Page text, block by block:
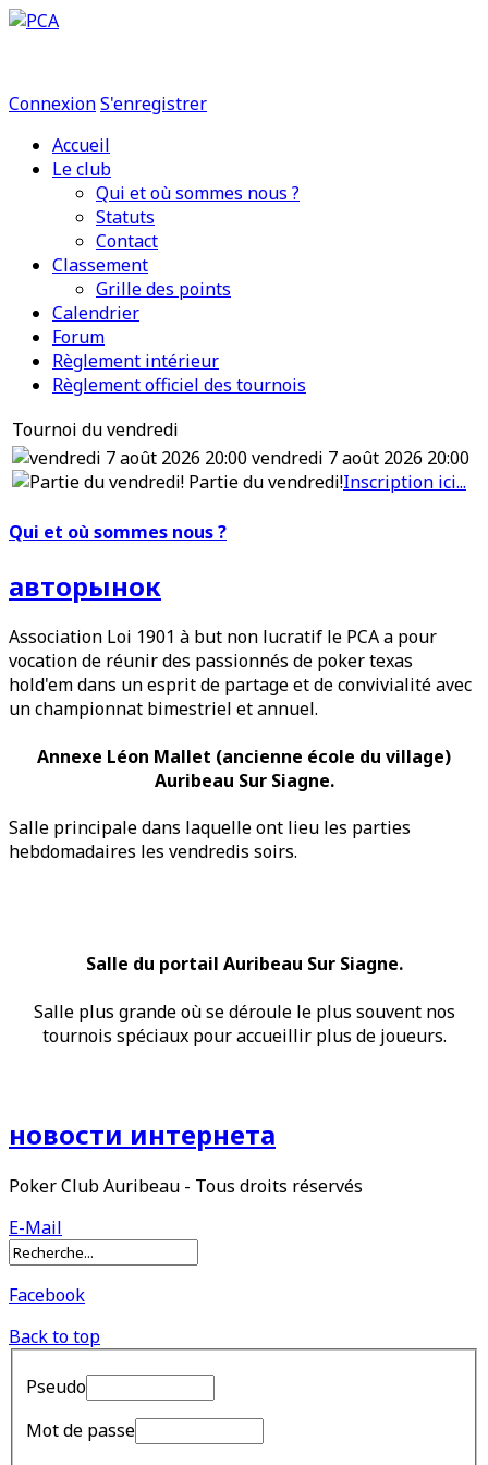
ConnexionS'enregistrer
Accueil
Le club
Qui et où sommes nous ?
Statuts
Contact
Classement
Grille des points
Calendrier
Forum
Règlement intérieur
Règlement officiel des tournois
Tournoi du vendredi
vendredi 7 août 2026 20:00
Partie du vendredi!Inscription ici...
Qui et où sommes nous ?
авторынок
Association Loi 1901 à but non lucratif le PCA a pour
vocation de réunir des passionnés de poker texas
hold'em dans un esprit de partage et de convivialité avec
un championnat bimestriel et annuel.
Annexe Léon Mallet (ancienne école du village)
Auribeau Sur Siagne.
Salle principale dans laquelle ont lieu les parties
hebdomadaires les vendredis soirs.
Salle du portail Auribeau Sur Siagne.
Salle plus grande où se déroule le plus souvent nos
tournois spéciaux pour accueillir plus de joueurs.
новости интернета
Poker Club Auribeau - Tous droits réservés
E-Mail
Facebook
Back to top
Pseudo
Mot de passe